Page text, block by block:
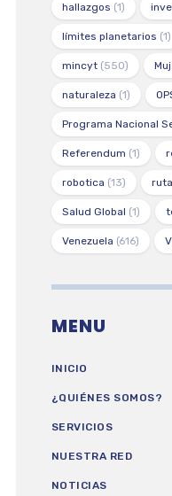
hallazgos (1)
límites planetarios (1)
mincyt(550)
naturaleza (1)
Programa Nacional
Referendum (1)
robotica (13)
Salud Global (1)
Venezuela (616)
MENU
INICIO
¿QUIÉNES SOMOS?
SERVICIOS
NUESTRA RED
NOTICIAS